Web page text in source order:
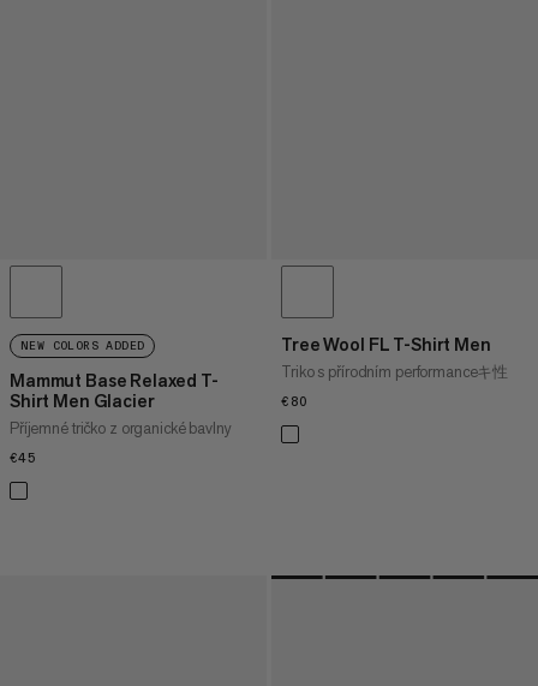
NEW COLORS ADDED
Mammut Base Relaxed T-
Shirt Men Glacier
Příjemné tričko z organické bavlny
€45
Tree Wool FL T-Shirt Men
Triko s přírodním performanceキ性
€80